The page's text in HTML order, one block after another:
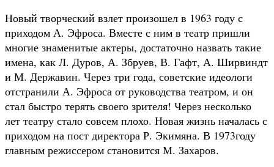
Новый творческий взлет произошел в 1963 году с
приходом А. Эфроса. Вместе с ним в театр пришли
многие знаменитые актеры, достаточно назвать такие
имена, как Л. Дуров, А. Збруев, В. Гафт, А. Ширвиндт
и М. Державин. Через три года, советские идеологи
отстранили А. Эфроса от руководства театром, и он
стал быстро терять своего зрителя! Через несколько
лет театру стало совсем плохо. Новая жизнь началась с
приходом на пост директора Р. Экимяна. В 1973году
главным режиссером становится М. Захаров.